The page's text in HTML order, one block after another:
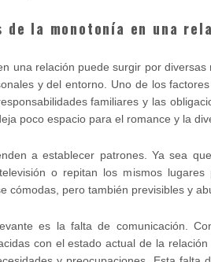
de la monotonía en una
una relación puede surgir por
y del entorno. Uno de los
familiares y las
poco espacio para el romance y la
a establecer patrones. Ya sea
o repitan los mismos
cómodas, pero también previsibles y
es la falta de comunicación.
con el estado actual de la